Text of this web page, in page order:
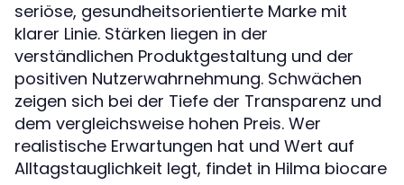
seriöse, gesundheitsorientierte Marke mit
klarer Linie. Stärken liegen in der
verständlichen Produktgestaltung und der
positiven Nutzerwahrnehmung. Schwächen
zeigen sich bei der Tiefe der Transparenz und
dem vergleichsweise hohen Preis. Wer
realistische Erwartungen hat und Wert auf
Alltagstauglichkeit legt, findet in Hilma biocare